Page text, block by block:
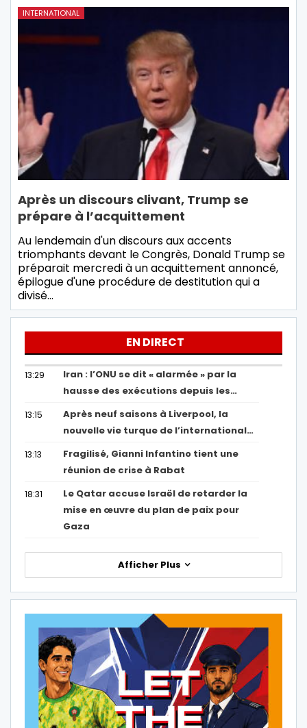
INTERNATIONAL
Après un discours clivant, Trump se
prépare à l’acquittement
Au lendemain d'un discours aux accents
triomphants devant le Congrès, Donald Trump se
préparait mercredi à un acquittement annoncé,
épilogue d'une procédure de destitution qui a
divisé…
EN DIRECT
13:29
Iran : l’ONU se dit « alarmée » par la
hausse des exécutions depuis les…
13:15
Après neuf saisons à Liverpool, la
nouvelle vie turque de l’international…
13:13
Fragilisé, Gianni Infantino tient une
réunion de crise à Rabat
18:31
Le Qatar accuse Israël de retarder la
mise en œuvre du plan de paix pour
Gaza
Afficher Plus